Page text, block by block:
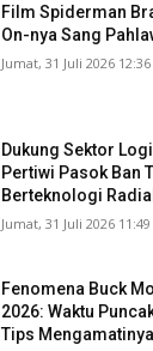
Film Spiderman
On-nya Sang
Jumat, 31 Juli 2026
Dukung Sektor
Pertiwi Pasok Ban
Berteknologi Radial
Jumat, 31 Juli 2026
Fenomena Buck
2026: Waktu
Tips Mengamatinya